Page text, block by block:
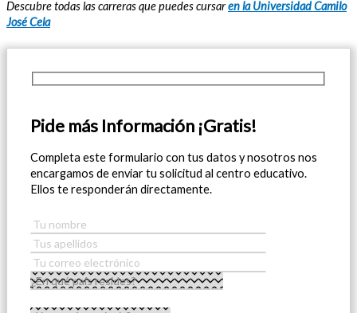
Descubre todas las carreras que puedes cursaren la Universidad Camilo
José Cela
Pide más Información ¡Gratis!
Completa este formulario con tus datos y nosotros nos
encargamos de enviar tu solicitud al centro educativo.
Ellos te responderán directamente.